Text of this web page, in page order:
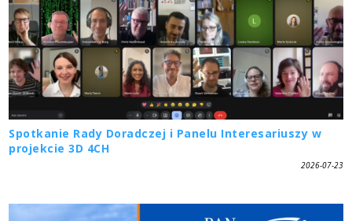
Spotkanie Rady Doradczej i Panelu Interesariuszy w
projekcie 3D 4CH
2026-07-23